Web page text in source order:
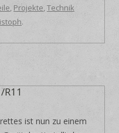
, Projekte,Technik
.
ist nun zu einem